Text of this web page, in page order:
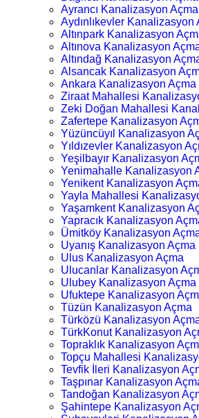
Ayrancı Kanalizasyon Açma
Aydınlıkevler Kanalizasyon
Altınpark Kanalizasyon
Altınova Kanalizasyon
Altındağ Kanalizasyon
Alsancak Kanalizasyon
Ankara Kanalizasyon Açma
Ziraat Mahallesi
Zeki Doğan Mahallesi
Zafertepe Kanalizasyon
Yüzüncüyıl Kanalizasyon
Yıldızevler Kanalizasyon
Yeşilbayır Kanalizasyon
Yenimahalle Kanalizasyon
Yenikent Kanalizasyon
Yayla Mahallesi
Yaşamkent Kanalizasyon
Yapracık Kanalizasyon
Ümitköy Kanalizasyon
Uyanış Kanalizasyon Açma
Ulus Kanalizasyon Açma
Ulucanlar Kanalizasyon
Ulubey Kanalizasyon Açma
Ufuktepe Kanalizasyon
Tüzün Kanalizasyon Açma
Türközü Kanalizasyon
TürkKonut Kanalizasyon
Topraklık Kanalizasyon
Topçu Mahallesi
Tevfik İleri Kanalizasyon
Taşpınar Kanalizasyon
Tandoğan Kanalizasyon
Şahintepe Kanalizasyon